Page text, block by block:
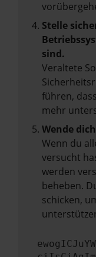
Stelle
sind.
Veraltete
führen,
mehr
Wende
Wenn du
versucht
werden
beheben.
schicken,